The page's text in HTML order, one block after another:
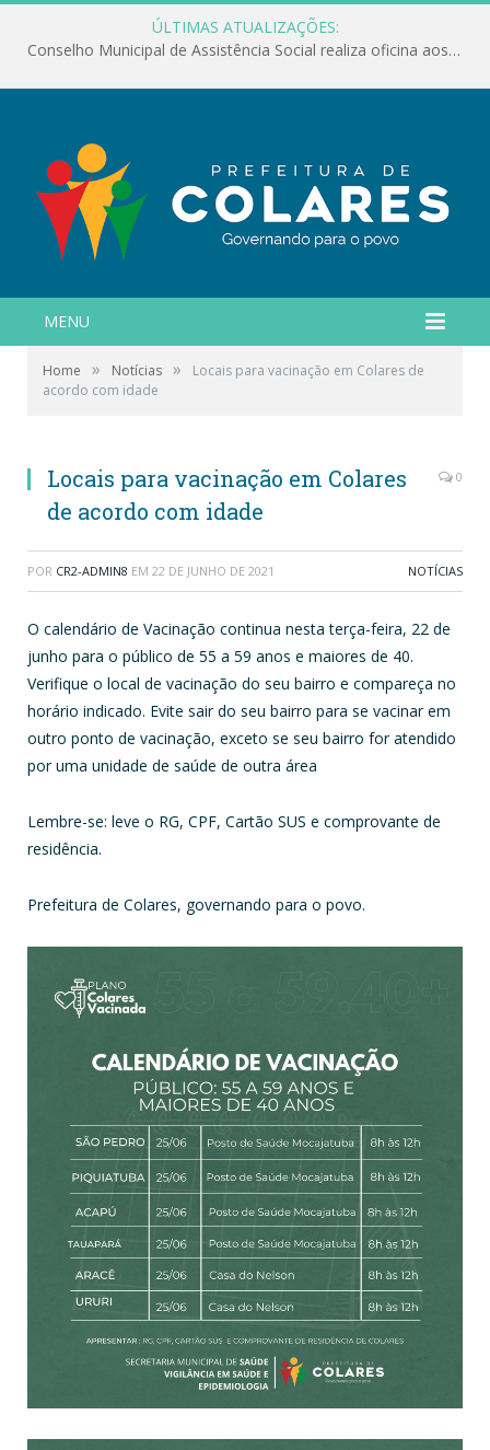
ÚLTIMAS ATUALIZAÇÕES:
Conselho Municipal de Assistência Social realiza oficina aos servidores
MENU
Home » Notícias »
Locais para vacinação em Colares de
acordo com idade
Locais para vacinação em Colares
de acordo com idade
0
POR CR2-ADMIN8 EM 22 DE JUNHO DE 2021 NOTÍCIAS
O calendário de Vacinação continua nesta terça-feira, 22 de
junho para o público de 55 a 59 anos e maiores de 40.
Verifique o local de vacinação do seu bairro e compareça no
horário indicado. Evite sair do seu bairro para se vacinar em
outro ponto de vacinação, exceto se seu bairro for atendido
por uma unidade de saúde de outra área
Lembre-se: leve o RG, CPF, Cartão SUS e comprovante de
residência.
Prefeitura de Colares, governando para o povo.